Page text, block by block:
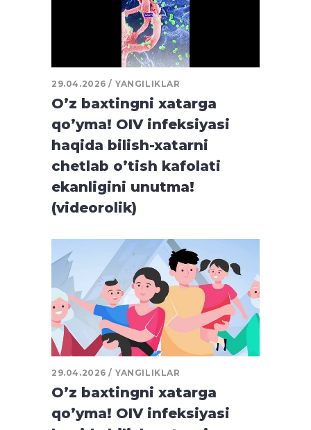
29.04.2026 YANGILIKLAR
O’z baxtingni xatarga
qo’yma! OIV infeksiyasi
haqida bilish-xatarni
chetlab o’tish kafolati
ekanligini unutma!
(videorolik)
29.04.2026 YANGILIKLAR
O’z baxtingni xatarga
qo’yma! OIV infeksiyasi